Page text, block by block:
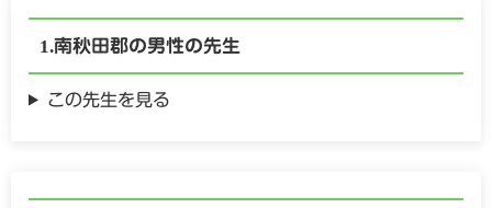
南秋田郡の男性の先生
この先生を見る